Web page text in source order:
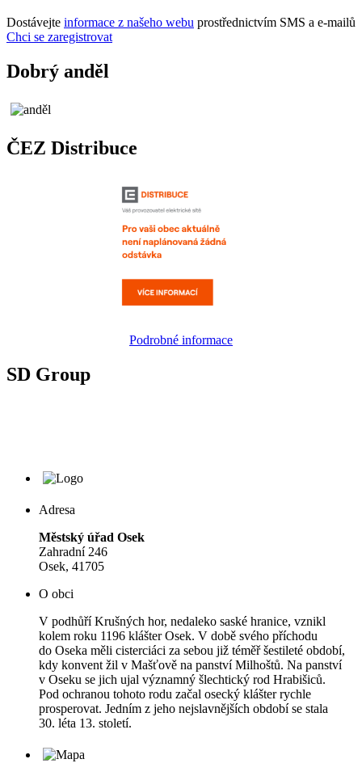
Dostávejte informace z našeho webu prostřednictvím SMS a e-mailů
Chci se zaregistrovat
Dobrý anděl
ČEZ Distribuce
Podrobné informace
SD Group
Adresa
Městský úřad Osek
Zahradní 246
Osek, 41705
O obci
V podhůří Krušných hor, nedaleko saské hranice, vznikl
kolem roku 1196 klášter Osek. V době svého příchodu
do Oseka měli cisterciáci za sebou již téměř šestileté období,
kdy konvent žil v Mašťově na panství Milhoštů. Na panství
v Oseku se jich ujal významný šlechtický rod Hrabišiců.
Pod ochranou tohoto rodu začal osecký klášter rychle
prosperovat. Jedním z jeho nejslavnějších období se stala
30. léta 13. století.